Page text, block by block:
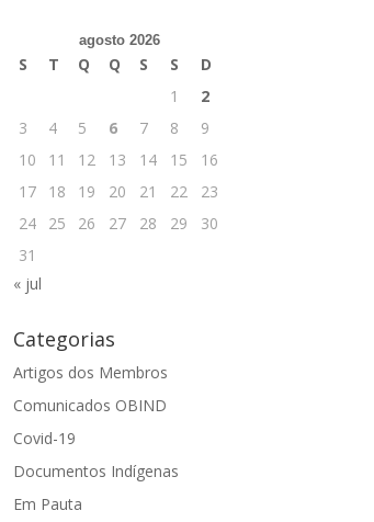
agosto 2026
S T Q Q S S
D
1
2
3
4 5 6 7 8
9
10
11 12 13 14 15
16
17
18 19 20 21 22
23
24
25 26 27 28 29
30
31
« jul
Categorias
Artigos dos Membros
Comunicados OBIND
Covid-19
Documentos Indígenas
Em Pauta